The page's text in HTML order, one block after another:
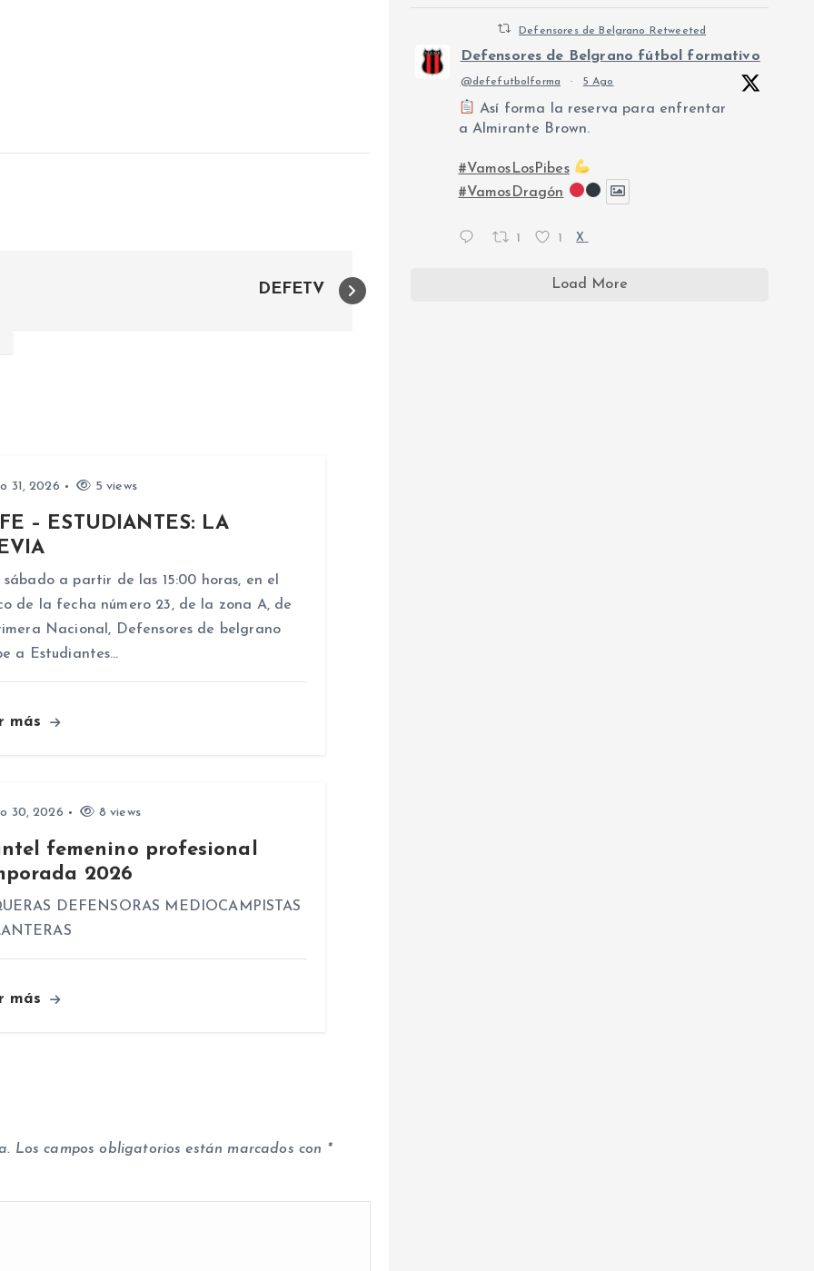
DEFETV
31, 2026 5 views
– ESTUDIANTES: LA
sábado a partir de las 15:00 horas, en el
de la fecha número 23, de la zona A, de
Nacional, Defensores de belgrano
a Estudiantes…
más
30, 2026 8 views
femenino profesional
2026
DEFENSORAS MEDIOCAMPISTAS
más
Los campos obligatorios están marcados con *
Defensores de Belgrano Retweeted
Defensores de Belgrano fútbol formativo
@defefutbolforma · 5 Ago
Así forma la reserva para enfrentar
a Almirante Brown.
#VamosLosPibes
#VamosDragón
1 1 X
Load More